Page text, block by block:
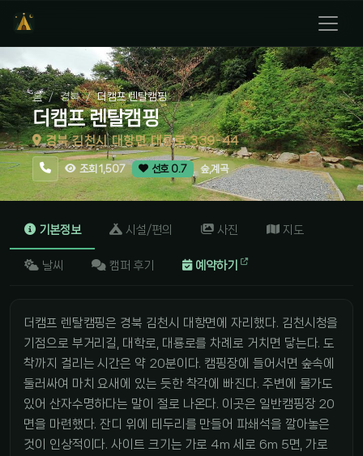
홈 경북 더캠프 렌탈캠핑
더캠프 렌탈캠핑
경북 김천시 대항면 대룡로 339-44
조회 1,507 선호 0.7 숲,계곡
기본정보 시설/편의 사진 지도
날씨 캠퍼 후기 예약하기
더캠프 렌탈캠핑은 경북 김천시 대항면에 자리했다. 김천시청을
기점으로 부거리길, 대학로, 대룡로를 차례로 거치면 닿는다. 도
착까지 걸리는 시간은 약 20분이다. 캠핑장에 들어서면 숲속에
둘러싸여 마치 요새에 있는 듯한 착각에 빠진다. 주변에 물가도
있어 산자수명하다는 말이 절로 나온다. 이곳은 일반캠핑장 20
면을 마련했다. 잔디 위에 테두리를 만들어 파쇄석을 깔아놓은
것이 인상적이다. 사이트 크기는 가로 4m 세로 6m 5면, 가로